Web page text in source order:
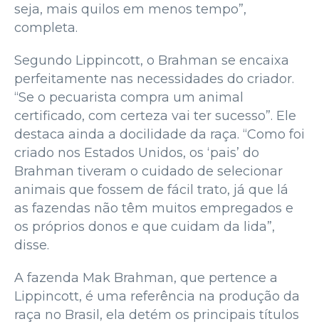
seja, mais quilos em menos tempo”,
completa.
Segundo Lippincott, o Brahman se encaixa
perfeitamente nas necessidades do criador.
“Se o pecuarista compra um animal
certificado, com certeza vai ter sucesso”. Ele
destaca ainda a docilidade da raça. “Como foi
criado nos Estados Unidos, os ‘pais’ do
Brahman tiveram o cuidado de selecionar
animais que fossem de fácil trato, já que lá
as fazendas não têm muitos empregados e
os próprios donos e que cuidam da lida”,
disse.
A fazenda Mak Brahman, que pertence a
Lippincott, é uma referência na produção da
raça no Brasil, ela detém os principais títulos